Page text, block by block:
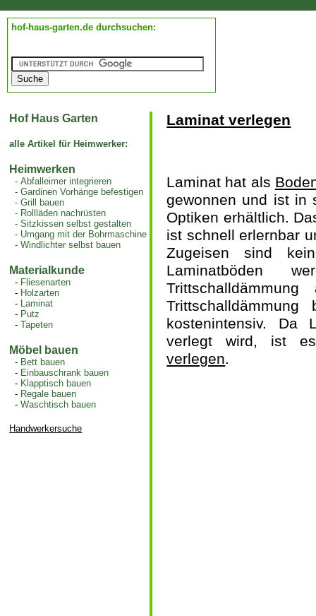
hof-haus-garten.de durchsuchen:
Hof Haus Garten
alle Artikel für Heimwerker:
Heimwerken
-Abfalleimer integrieren
-Gardinen Vorhänge befestigen
-Grill bauen
- Rollläden nachrüsten
-Sitzkissen selbst gestalten
- Umgang mit der Bohrmaschine
-Windlichter selbst bauen
Materialkunde
- Fliesenarten
- Holzarten
- Laminat
- Putz
-Tapeten
Möbel bauen
- Bett bauen
- Einbauschrank bauen
- Klapptisch bauen
- Regale bauen
-Waschtisch bauen
Handwerkersuche
Laminat verlegen
Laminat hat als
gewonnen und ist in
Optiken erhältlich.
ist schnell erlernbar
Zugeisen sind
Laminatböden
kostenintensiv. Da
verlegt wird, ist
verlegen.